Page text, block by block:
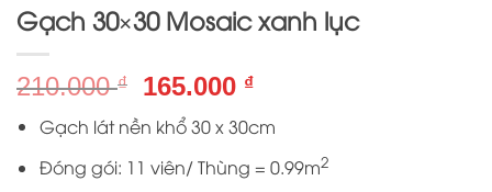
Gạch 30×30 Mosaic xanh lục
210.000₫
Giá
gốc
là:
210.000 ₫.
165.000 ₫Giá
tại
là:
Gạch lát nền khổ 30 x 30cm
Đóng gói: 11 viên/ Thùng = 0.99m2